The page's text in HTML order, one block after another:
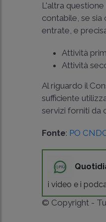
L'altra
contabile, se sia
entrate, e
Attività
Attività
Al riguardo il
sufficiente
servizi forniti da
Fonte: PO
i video e i
© Copyright -